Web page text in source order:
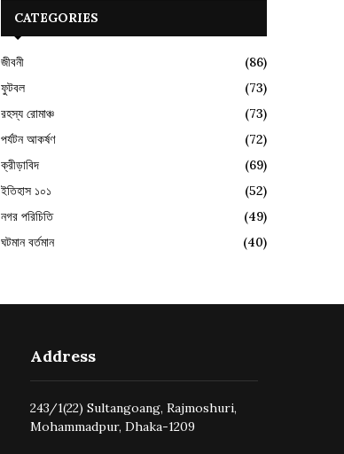
CATEGORIES
জীবনী
(86)
ফুটবল
(73)
রহস্য রোমাঞ্চ
(73)
পর্যটন আকর্ষণ
(72)
ক্রীড়াবিদ
(69)
ইতিহাস ১০১
(52)
নগর পরিচিতি
(49)
ঘটমান বর্তমান
(40)
Address
243/1(22) Sultangoang, Rajmoshuri,
Mohammadpur, Dhaka-1209